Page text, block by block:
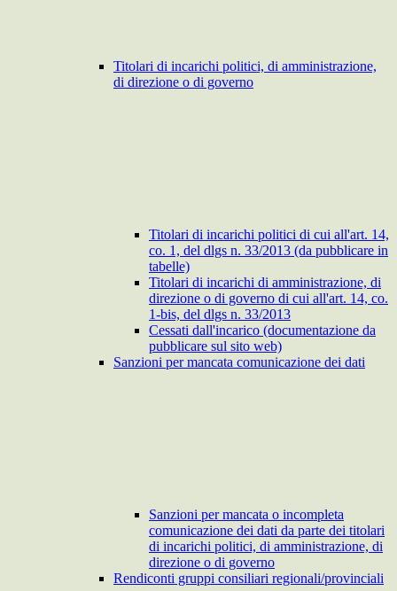
Titolari di incarichi politici, di amministrazione,
di direzione o di governo
Titolari di incarichi politici di cui all'art. 14,
co. 1, del dlgs n. 33/2013 (da pubblicare in
tabelle)
Titolari di incarichi di amministrazione, di
direzione o di governo di cui all'art. 14, co.
1-bis, del dlgs n. 33/2013
Cessati dall'incarico (documentazione da
pubblicare sul sito web)
Sanzioni per mancata comunicazione dei dati
Sanzioni per mancata o incompleta
comunicazione dei dati da parte dei titolari
di incarichi politici, di amministrazione, di
direzione o di governo
Rendiconti gruppi consiliari regionali/provinciali